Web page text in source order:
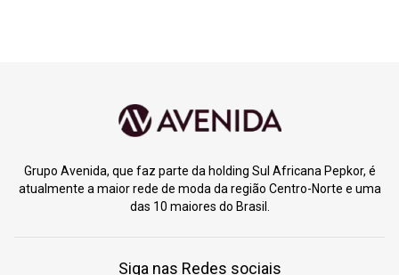
Grupo Avenida, que faz parte da holding Sul Africana Pepkor, é
atualmente a maior rede de moda da região Centro-Norte e uma
das 10 maiores do Brasil.
Siga nas Redes sociais